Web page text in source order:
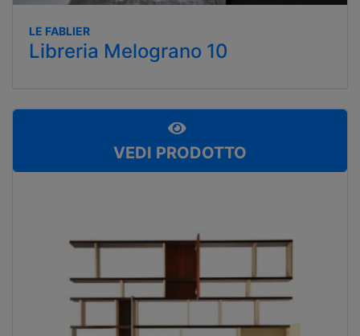
LE FABLIER
Libreria Melograno 10
VEDI PRODOTTO